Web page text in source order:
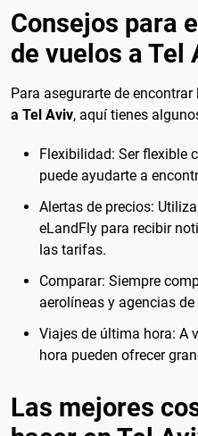
Consejos para
de vuelos a Tel
Para asegurarte de
a Tel Aviv, aquí tienes
Flexibilidad: Ser flexible
puede ayudarte a
Alertas de precios:
eLandFly para recibir
las tarifas.
Comparar: Siempre
aerolíneas y agencias de
Viajes de última hora: A
hora pueden ofrecer
Las mejores